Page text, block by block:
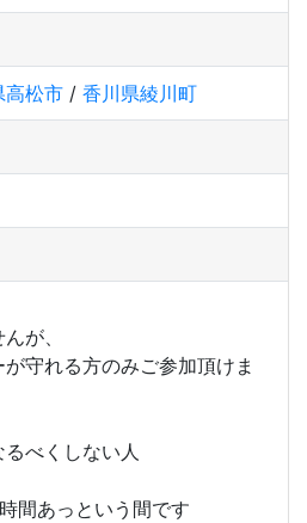
高松市 / 香川県綾川町
が、
守れる方のみご参加頂けま
べくしない人
間あっという間です